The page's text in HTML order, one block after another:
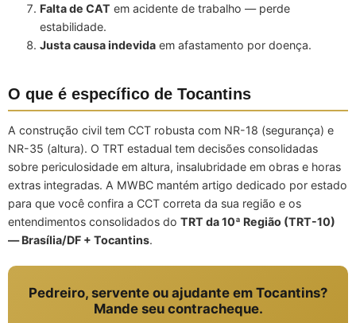
Falta de CAT em acidente de trabalho — perde
estabilidade.
Justa causa indevida em afastamento por doença.
O que é específico de Tocantins
A construção civil tem CCT robusta com NR-18 (segurança) e
NR-35 (altura). O TRT estadual tem decisões consolidadas
sobre periculosidade em altura, insalubridade em obras e horas
extras integradas. A MWBC mantém artigo dedicado por estado
para que você confira a CCT correta da sua região e os
entendimentos consolidados do TRT da 10ª Região (TRT-10)
— Brasília/DF + Tocantins.
Pedreiro, servente ou ajudante em Tocantins?
Mande seu contracheque.